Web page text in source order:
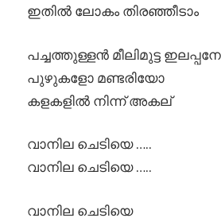
ഇതിൽ ലോകം തിരഞ്ഞീടാം
പച്ചത്തുള്ളൻ മീലിമുട്ട
പുഴുകളോ മണ്ടരിയോ
കളകളിൽ നിന്ന് അകല്
വാനില ചെടിയെ …..
വാനില ചെടിയെ …..
വാനില ചെടിയെ